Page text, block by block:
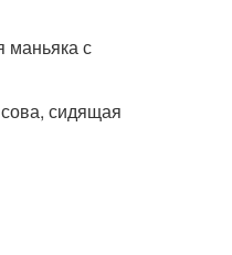
маньяка с
сидящая